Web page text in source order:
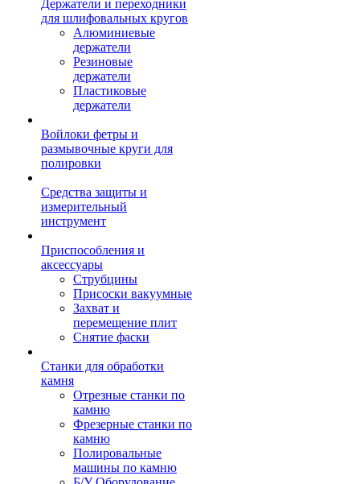
Держатели и переходники
для шлифовальных кругов
Алюминиевые
держатели
Резиновые
держатели
Пластиковые
держатели
Войлоки фетры и
размывочные круги для
полировки
Средства защиты и
измерительный
инструмент
Приспособления и
аксессуары
Струбцины
Присоски вакуумные
Захват и
перемещение плит
Снятие фаски
Станки для обработки
камня
Отрезные станки по
камню
Фрезерные станки по
камню
Полировальные
машины по камню